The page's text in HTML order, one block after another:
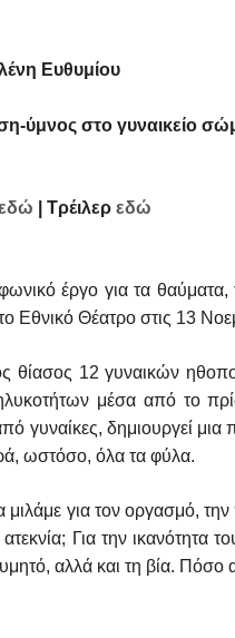
Ευθυμίου
ύμνος στο γυναικείο
| Τρέιλερ εδώ
έργο για τα θαύματα,
Εθνικό Θέατρο στις 13
12 γυναικών
μέσα από το
γυναίκες, δημιουργεί
ωστόσο, όλα τα φύλα.
μιλάμε για τον οργασμό,
Για την ικανότητα
αλλά και τη βία.